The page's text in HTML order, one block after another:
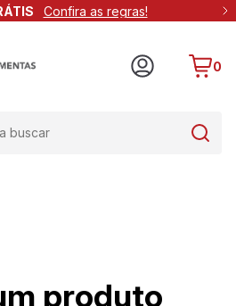
Confira as regras!
0
produto